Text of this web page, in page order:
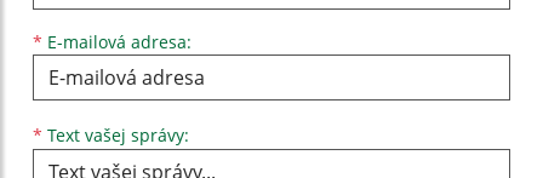
* E-mailová adresa:
* Text vašej správy: